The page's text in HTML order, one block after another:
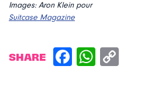
Images: Aron Klein pour
Suitcase Magazine
SHARE